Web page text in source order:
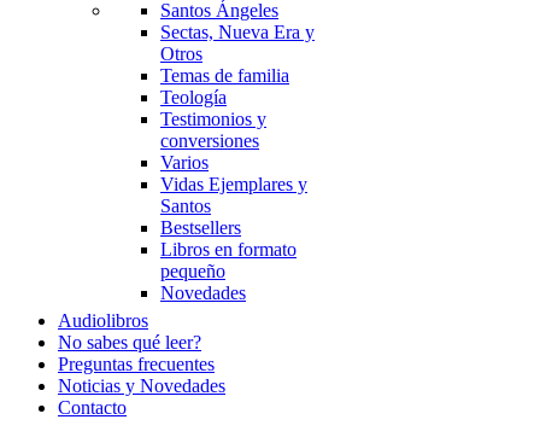
Santos Ángeles
Sectas, Nueva Era y
Otros
Temas de familia
Teología
Testimonios y
conversiones
Varios
Vidas Ejemplares y
Santos
Bestsellers
Libros en formato
pequeño
Novedades
Audiolibros
No sabes qué leer?
Preguntas frecuentes
Noticias y Novedades
Contacto